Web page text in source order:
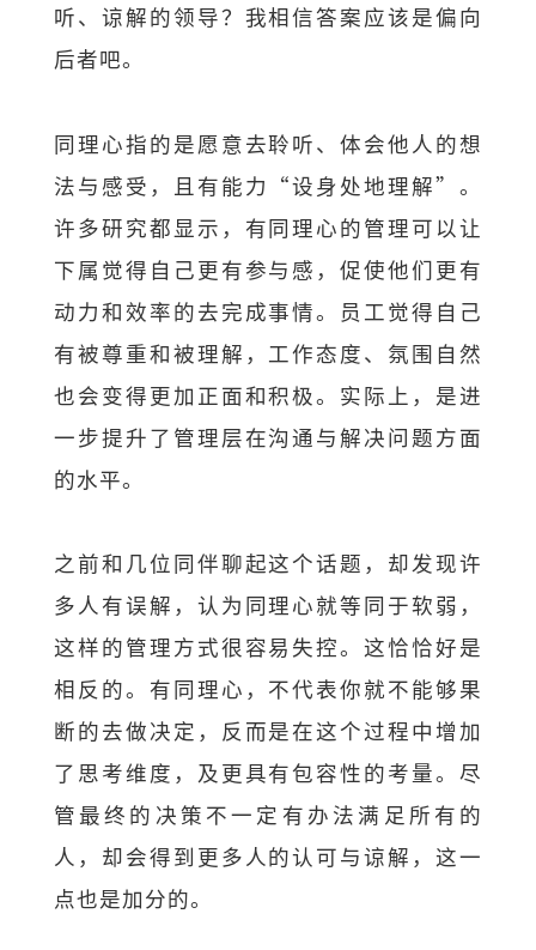
听、谅解的领导？我相信答案应该是偏向
后者吧。
同理心指的是愿意去聆听、体会他人的想
法与感受，且有能力“设身处地理解”。
许多研究都显示，有同理心的管理可以让
下属觉得自己更有参与感，促使他们更有
动力和效率的去完成事情。员工觉得自己
有被尊重和被理解，工作态度、氛围自然
也会变得更加正面和积极。实际上，是进
一步提升了管理层在沟通与解决问题方面
的水平。
之前和几位同伴聊起这个话题，却发现许
多人有误解，认为同理心就等同于软弱，
这样的管理方式很容易失控。这恰恰好是
相反的。有同理心，不代表你就不能够果
断的去做决定，反而是在这个过程中增加
了思考维度，及更具有包容性的考量。尽
管最终的决策不一定有办法满足所有的
人，却会得到更多人的认可与谅解，这一
点也是加分的。